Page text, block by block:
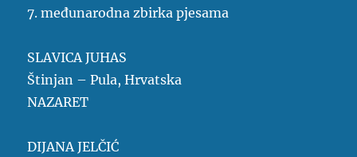
7. međunarodna zbirka pjesama
SLAVICA JUHAS
Štinjan – Pula, Hrvatska
NAZARET
DIJANA JELČIĆ